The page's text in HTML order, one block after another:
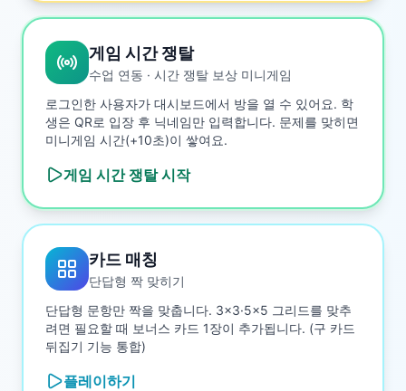
게임 시간 쟁탈
수업 연동 · 시간 쟁탈 보상 미니게임
로그인한 사용자가 대시보드에서 방을 열 수 있어요. 학
생은 QR로 입장 후 닉네임만 입력합니다. 문제를 맞히면
미니게임 시간(+10초)이 쌓여요.
게임 시간 쟁탈시작
카드 매칭
단답형 짝 맞히기
단답형 문항만 짝을 맞춥니다. 3×3·5×5 그리드를 맞추
려면 필요할 때 보너스 카드 1장이 추가됩니다. (구 카드
뒤집기 기능 통합)
플레이하기